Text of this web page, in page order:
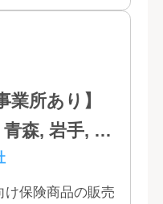
業所あり】
森, 岩手, 秋
, 千葉, 埼
新潟, 石川,
け保険商品の販売